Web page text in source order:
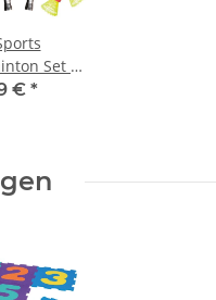
Set in
€ *